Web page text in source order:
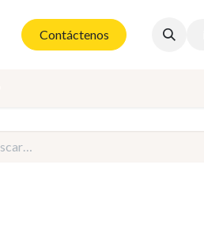
Contáctenos